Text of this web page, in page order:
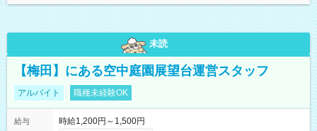
未読
【梅田】にある空中庭園展望台運営スタッフ
アルバイト 職種未経験OK
給与
時給1,200円～1,500円